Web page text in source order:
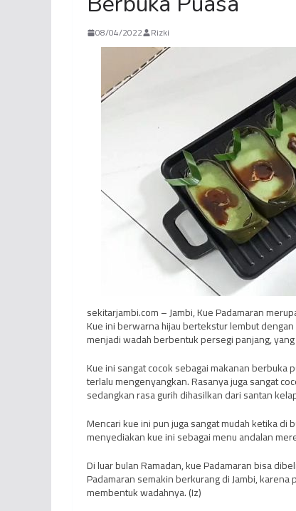
08/04/2022 Rizki
sekitarjambi.com – Jambi, Kue Padamaran
Kue ini berwarna hijau bertekstur lembut
menjadi wadah berbentuk persegi panjang,
Kue ini sangat cocok sebagai makanan
terlalu mengenyangkan. Rasanya juga sangat
sedangkan rasa gurih dihasilkan dari santan
Mencari kue ini pun juga sangat mudah ketika di
menyediakan kue ini sebagai menu andalan
Di luar bulan Ramadan, kue Padamaran bisa
Padamaran semakin berkurang di Jambi,
membentuk wadahnya. (Iz)